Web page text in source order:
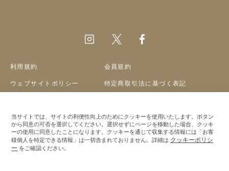
利用規約 会員規約
ウェブサイトポリシー 特定商取引法に基づく表記
会社概要 採用情報
©A&S Co.,ltd
当サイトでは、サイトの利便性向上のためにクッキーを使用いたします。ボタン
から同意の可否を選択してください。選択せずにページを移動した場合、クッキ
ーの使用に同意したことになります。クッキーを通じて収集する情報には「お客
様個人を特定できる情報」は一切含まれておりません。詳細は クッキーポリシ
ー をご確認ください。